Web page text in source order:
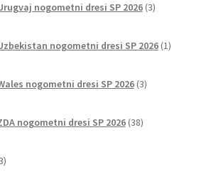
nogometni dresi SP 2026 3izdelki
nogometni dresi SP 2026 1izdelek
nogometni dresi SP 2026 3izdelki
nogometni dresi SP 2026 38izdelkov
izdelkov